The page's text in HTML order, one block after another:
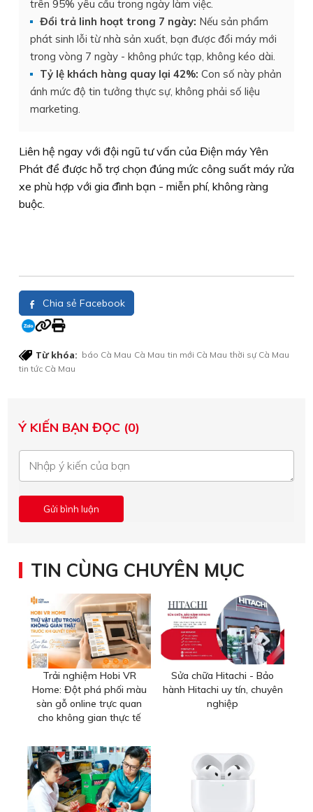
trên 95% yêu cầu trong ngày làm việc.
Đổi trả linh hoạt trong 7 ngày: Nếu sản phẩm
phát sinh lỗi từ nhà sản xuất, bạn được đổi máy mới
trong vòng 7 ngày - không phức tạp, không kéo dài.
Tỷ lệ khách hàng quay lại 42%: Con số này phản
ánh mức độ tin tưởng thực sự, không phải số liệu
marketing.
Liên hệ ngay với đội ngũ tư vấn của Điện máy Yên
Phát để được hỗ trợ chọn đúng mức công suất máy rửa
xe phù hợp với gia đình bạn - miễn phí, không ràng
buộc.
Chia sẻ Facebook
Từ khóa: báo Cà Mau Cà Mau tin mới Cà Mau thời sự Cà Mau
tin tức Cà Mau
Ý KIẾN BẠN ĐỌC (0)
TIN CÙNG CHUYÊN MỤC
Trải nghiệm Hobi VR
Home: Đột phá phối màu
sàn gỗ online trực quan
cho không gian thực tế
Sửa chữa Hitachi - Bảo
hành Hitachi uy tín, chuyên
nghiệp